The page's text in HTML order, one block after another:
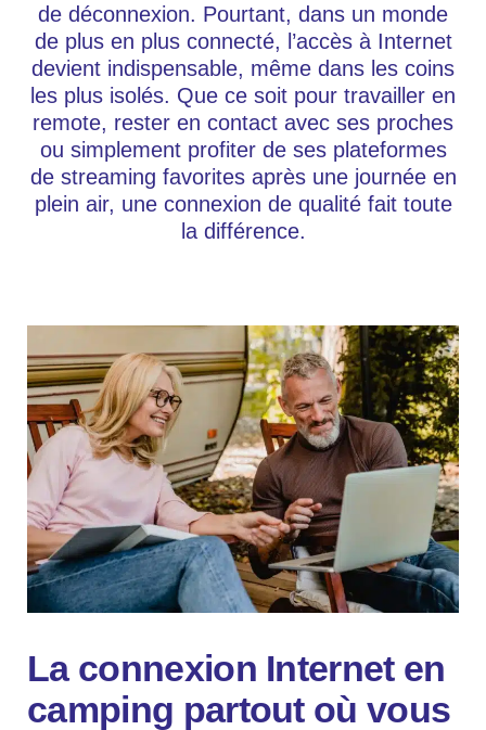
de déconnexion. Pourtant, dans un monde
de plus en plus connecté, l’accès à Internet
devient indispensable, même dans les coins
les plus isolés. Que ce soit pour travailler en
remote, rester en contact avec ses proches
ou simplement profiter de ses plateformes
de streaming favorites après une journée en
plein air, une connexion de qualité fait toute
la différence.
La connexion Internet en
camping partout où vous